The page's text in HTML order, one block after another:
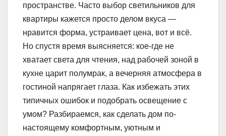
пространстве. Часто выбор светильников для
квартиры кажется просто делом вкуса —
нравится форма, устраивает цена, вот и всё.
Но спустя время выясняется: кое-где не
хватает света для чтения, над рабочей зоной в
кухне царит полумрак, а вечерняя атмосфера в
гостиной напрягает глаза. Как избежать этих
типичных ошибок и подобрать освещение с
умом? Разбираемся, как сделать дом по-
настоящему комфортным, уютным и